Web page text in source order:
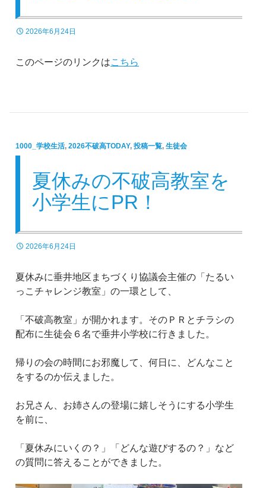
2026年6月24日
このページのリンクはこちら
1000_学校生活, 2026不破高TODAY, 投稿一覧, 生徒会
夏休みの不破高教室を
小学生にPR！
2026年6月24日
夏休みに垂井地区まちづくり協議会主催の「たるい
っこチャレンジ教室」の一環として、
「不破高教室」が開かれます。そのＰＲとチラシの
配布に生徒会６名で垂井小学校に行きました。
帰りの会の時間にお邪魔して、何日に、どんなこと
をするのか伝えました。
お兄さん、お姉さんの登場に嬉しそうにする小学生
を前に、
「夏休みにいくの？」「どんな遊びするの？」など
の質問に答えることができました。